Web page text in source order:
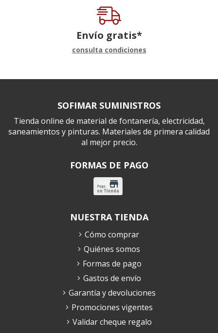
Envío gratis*
consulta condiciones
SOFIMAR SUMINISTROS
Tienda online de material de fontanería, electricidad,
saneamientos y pinturas. Materiales de primera calidad
al mejor precio.
FORMAS DE PAGO
NUESTRA TIENDA
Cómo comprar
Quiénes somos
Formas de pago
Gastos de envío
Garantía y devoluciones
Promociones vigentes
Validar cheque regalo